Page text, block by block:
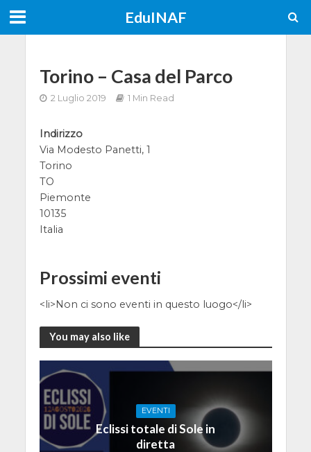
EduINAF
Torino – Casa del Parco
2 Luglio 2019 1 Min Read
Indirizzo
Via Modesto Panetti, 1
Torino
TO
Piemonte
10135
Italia
Prossimi eventi
<li>Non ci sono eventi in questo luogo</li>
You may also like
EVENTI
Eclissi totale di Sole in
diretta